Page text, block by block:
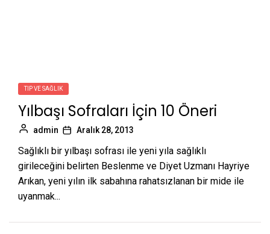
TIP VE SAĞLIK
Yılbaşı Sofraları İçin 10 Öneri
admin Aralık 28, 2013
Sağlıklı bir yılbaşı sofrası ile yeni yıla sağlıklı
girileceğini belirten Beslenme ve Diyet Uzmanı Hayriye
Arıkan, yeni yılın ilk sabahına rahatsızlanan bir mide ile
uyanmak...